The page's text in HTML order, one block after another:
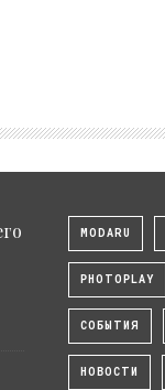
MODARU
PHOTOPLAY
СОБЫТИЯ
НОВОСТИ